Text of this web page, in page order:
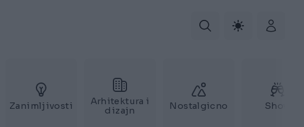
Zanimljivosti
Arhitektura i
dizajn
Nostalgicno Show